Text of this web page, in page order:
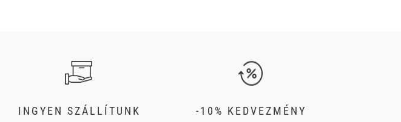
INGYEN SZÁLLÍTUNK -10% KEDVEZMÉNY